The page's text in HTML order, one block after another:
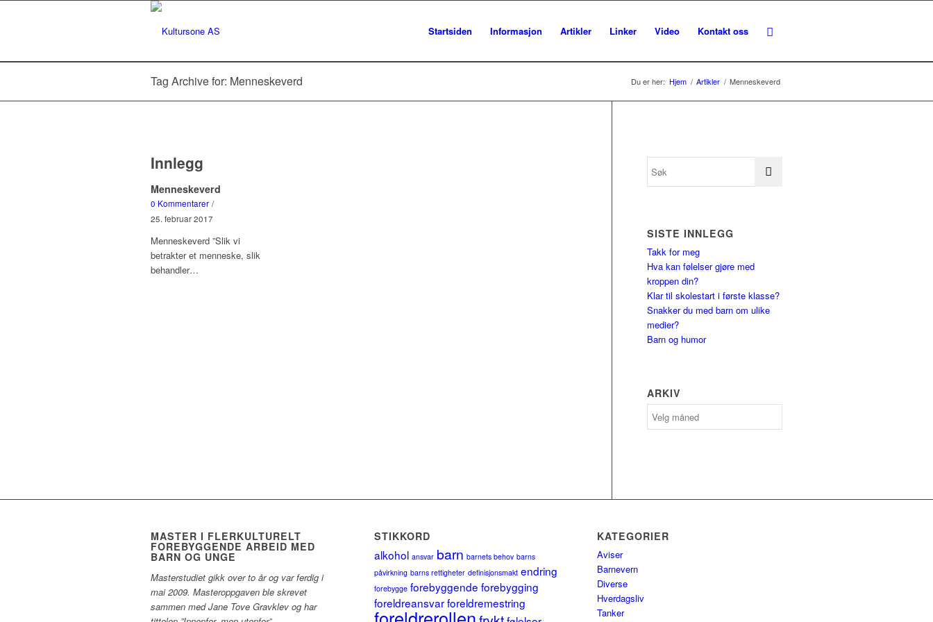
Startsiden Informasjon Artikler Linker Video Kontakt oss
Tag Archive for: Menneskeverd Du er her: Hjem / Artikler / Menneskeverd
Innlegg
Menneskeverd
0 Kommentarer /
25. februar 2017
Menneskeverd ”Slik vi
betrakter et menneske, slik
behandler…
SISTE INNLEGG
Takk for meg
Hva kan følelser gjøre med
kroppen din?
Klar til skolestart i første klasse?
Snakker du med barn om ulike
medier?
Barn og humor
ARKIV
MASTER I FLERKULTURELT
FOREBYGGENDE ARBEID MED
BARN OG UNGE
Masterstudiet gikk over to år og var ferdig i
mai 2009. Masteroppgaven ble skrevet
sammen med Jane Tove Gravklev og har
STIKKORD
alkohol ansvar barn barnets behov barns
påvirkning barns rettigheter definisjonsmakt endring
forebygge forebyggende forebygging
foreldreansvar foreldremestring
KATEGORIER
Aviser
Barnevern
Diverse
Hverdagsliv
Tanker